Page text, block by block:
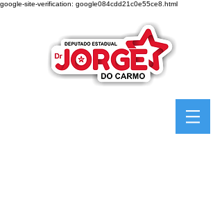
google-site-verification: google084cdd21c0e55ce8.html